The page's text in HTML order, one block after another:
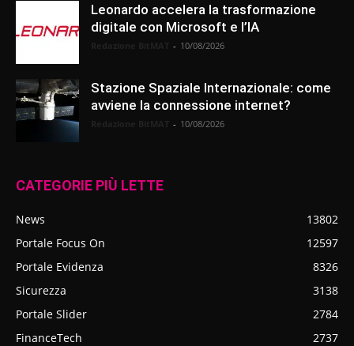
Leonardo accelera la trasformazione
digitale con Microsoft e l’IA
- 10/08/2026
Stazione Spaziale Internazionale: come
avviene la connessione internet?
- 10/08/2026
CATEGORIE PIÙ LETTE
News
13802
Portale Focus On
12597
Portale Evidenza
8326
Sicurezza
3138
Portale Slider
2784
FinanceTech
2737